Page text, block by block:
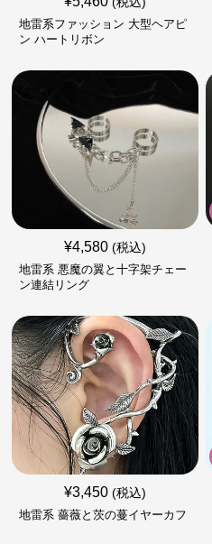
地雷系ファッション 大型ヘアピ
ン ハートリボン
¥4,580 (税込)
地雷系 悪魔の翼と十字架チェー
ン連結リング
¥3,450 (税込)
地雷系 薔薇と茨の蔓イヤーカフ